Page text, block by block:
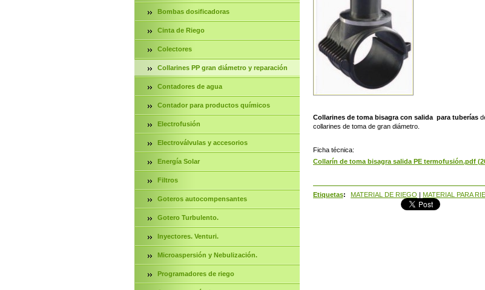
Collarines de toma bisagra con salida para tuberías
collarines de toma de gran diámetro.
Ficha técnica:
Collarín de toma bisagra salida PE termofusión.pdf
Etiquetas: MATERIAL DE RIEGO MATERIAL PARA
Bombas dosificadoras
Cinta de Riego
Colectores
Collarines PP gran diámetro y reparación
Contadores de agua
Contador para productos químicos
Electrofusión
Electroválvulas y accesorios
Energía Solar
Filtros
Goteros autocompensantes
Gotero Turbulento.
Inyectores. Venturi.
Microaspersión y Nebulización.
Programadores de riego